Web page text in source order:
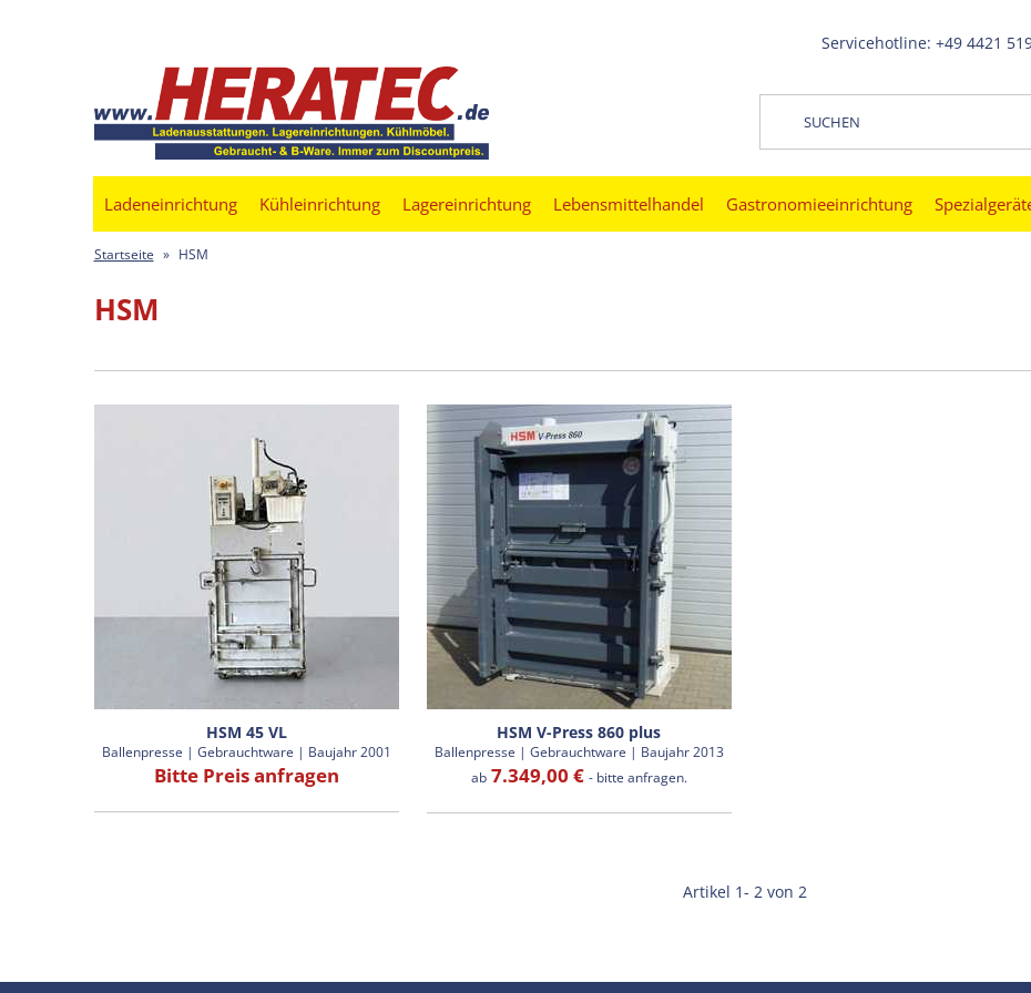
Servicehotline: +49 4421
Ladeneinrichtung Kühleinrichtung Lagereinrichtung Lebensmittelhandel Gastronomieeinrichtung
Startseite » HSM
HSM
HSM 45 VL
Ballenpresse | Gebrauchtware | Baujahr 2001
Bitte Preis anfragen
HSM V-Press 860 plus
Ballenpresse | Gebrauchtware | Baujahr 2013
ab7.349,00 € - bitte anfragen.
Artikel 1- 2 von 2